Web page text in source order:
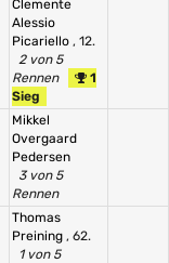
Clemente
Alessio
Picariello , 12.
2 von 5
Rennen
1
Sieg
Mikkel
Overgaard
Pedersen
3 von 5
Rennen
Thomas
Preining , 62.
1 von 5